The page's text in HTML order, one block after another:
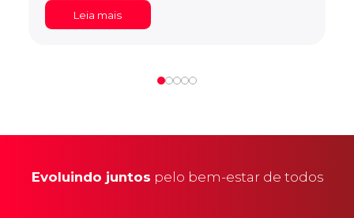
Leia mais
Evoluindo juntos pelo bem-estar de todos